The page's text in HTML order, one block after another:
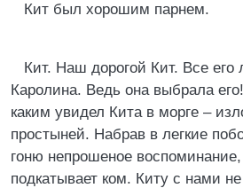
Кит был хорошим парнем.
Кит. Наш дорогой Кит. Все
Каролина. Ведь она выбрала
каким увидел Кита в морге –
простыней. Набрав в легкие
гоню непрошеное воспоминание,
подкатывает ком. Киту с нами